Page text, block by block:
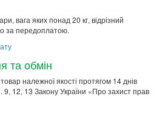
вага яких понад 20 кг, відрізний
за передоплатою.
та обмін
належної якості протягом 14 днів
9, 12, 13 Закону України «Про захист прав